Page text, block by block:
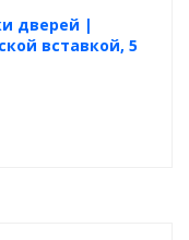
дверей |
вставкой, 5